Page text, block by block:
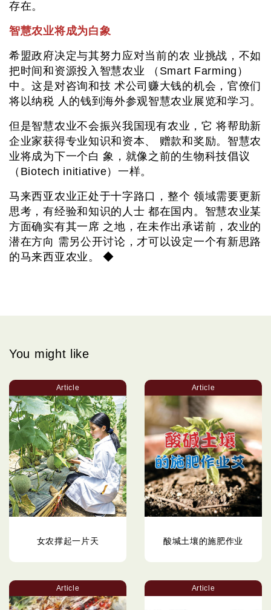
存在。
智慧农业将成为白象
希盟政府决定与其努力应对当前的农 业挑战，不如
把时间和资源投入智慧农业 （Smart Farming）
中。这是对咨询和技 术公司赚大钱的机会，官僚们
将以纳税 人的钱到海外参观智慧农业展览和学习。
但是智慧农业不会振兴我国现有农业，它 将帮助新
企业家获得专业知识和资本、 赠款和奖励。智慧农
业将成为下一个白 象，就像之前的生物科技倡议
（Biotech initiative）一样。
马来西亚农业正处于十字路口，整个 领域需要更新
思考，有经验和知识的人士 都在国内。智慧农业某
方面确实有其一席 之地，在未作出承诺前，农业的
潜在方向 需另公开讨论，才可以设定一个有新思路
的马来西亚农业。 ◆
You might like
Article
女农撑起一片天
Article
酸堿土壤的施肥作业
Article Article